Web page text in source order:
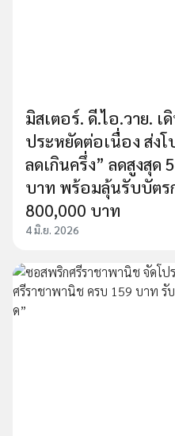
มิสเตอร์. ดี.ไอ.วาย.
ประหยัดต่อเนื่อง ส่งโ
ลดเกินครึ่ง” ลดสูงสุด
บาท พร้อมลุ้นรับบัตร
800,000 บาท
4 มิ.ย. 2026